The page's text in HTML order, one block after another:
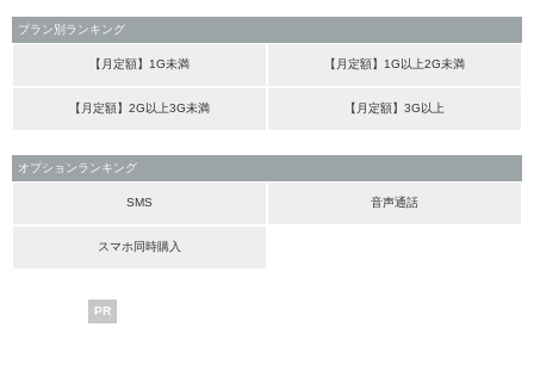
プラン別ランキング
【月定額】1G未満 【月定額】1G以上2G未満
【月定額】2G以上3G未満 【月定額】3G以上
オプションランキング
SMS 音声通話
スマホ同時購入
PR